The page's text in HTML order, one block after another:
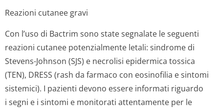
Reazioni cutanee gravi
Con l’uso di Bactrim sono state segnalate le seguenti
reazioni cutanee potenzialmente letali: sindrome di
Stevens-Johnson (SJS) e necrolisi epidermica tossica
(TEN), DRESS (rash da farmaco con eosinofilia e sintomi
sistemici). I pazienti devono essere informati riguardo
i segni e i sintomi e monitorati attentamente per le